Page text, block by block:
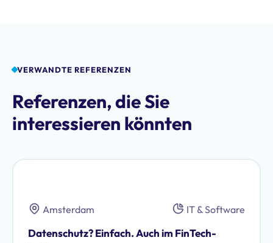
VERWANDTE REFERENZEN
Referenzen, die Sie
interessieren könnten
Amsterdam IT & Software
Datenschutz? Einfach. Auch im FinTech-